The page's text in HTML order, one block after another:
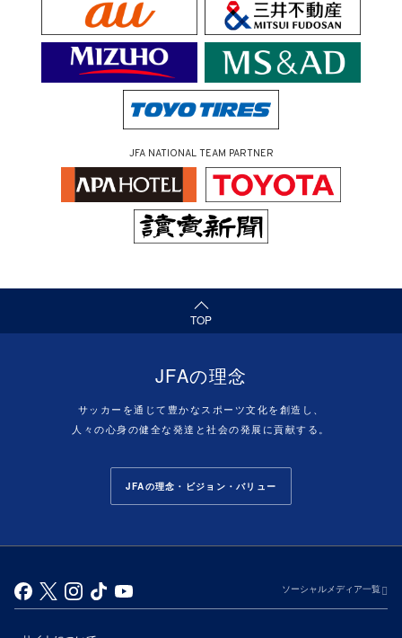
JFA NATIONAL TEAM PARTNER
TOP
（ページの先頭へ）
JFAの理念
サッカーを通じて豊かなスポーツ文化を創造し、
人々の心身の健全な発達と社会の発展に貢献する。
JFAの理念・ビジョン・バリュー
ソーシャルメディア一覧